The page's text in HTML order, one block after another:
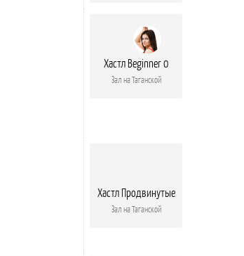
Хастл Beginner 0
Зал на Таганской
Хастл Продвинутые
Зал на Таганской